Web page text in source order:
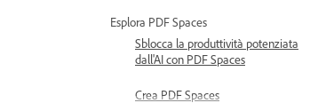
Esplora PDF Spaces
Sblocca la produttività potenziata
dall'AI con PDF Spaces
Crea PDF Spaces